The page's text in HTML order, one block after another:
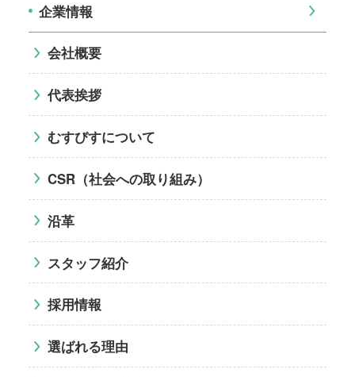
企業情報
会社概要
代表挨拶
むすびすについて
CSR（社会への取り組み）
沿革
スタッフ紹介
採用情報
選ばれる理由